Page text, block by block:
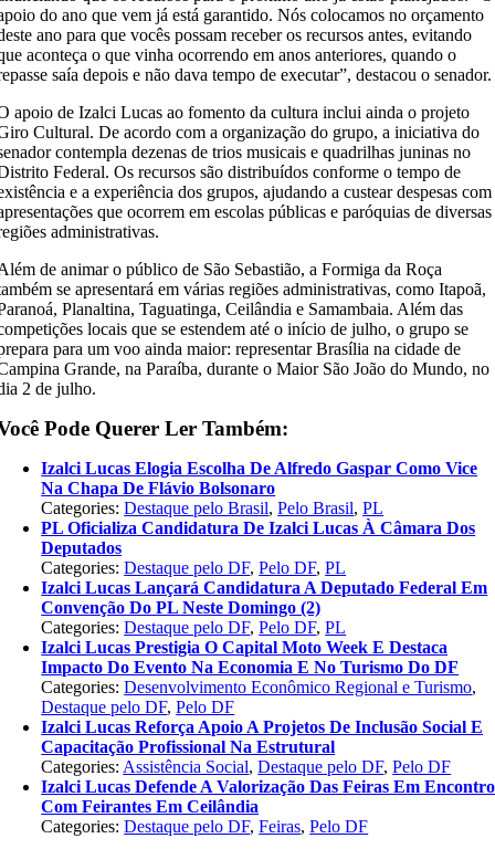
do ano que vem já está garantido. Nós colocamos no orçamento
ano para que vocês possam receber os recursos antes, evitando
aconteça o que vinha ocorrendo em anos anteriores, quando o
saía depois e não dava tempo de executar”, destacou o senador.
apoio de Izalci Lucas ao fomento da cultura inclui ainda o projeto
Cultural. De acordo com a organização do grupo, a iniciativa do
contempla dezenas de trios musicais e quadrilhas juninas no
Federal. Os recursos são distribuídos conforme o tempo de
e a experiência dos grupos, ajudando a custear despesas com
que ocorrem em escolas públicas e paróquias de diversas
administrativas.
de animar o público de São Sebastião, a Formiga da Roça
se apresentará em várias regiões administrativas, como Itapoã,
Planaltina, Taguatinga, Ceilândia e Samambaia. Além das
locais que se estendem até o início de julho, o grupo se
para um voo ainda maior: representar Brasília na cidade de
Grande, na Paraíba, durante o Maior São João do Mundo, no
2 de julho.
Pode Querer Ler Também:
Izalci Lucas Elogia Escolha De Alfredo Gaspar Como Vice
Na Chapa De Flávio Bolsonaro
Categories:Destaque pelo Brasil,Pelo Brasil,PL
PL Oficializa Candidatura De Izalci Lucas À Câmara Dos
Deputados
Categories:Destaque pelo DF,Pelo DF,PL
Izalci Lucas Lançará Candidatura A Deputado Federal Em
Convenção Do PL Neste Domingo (2)
Categories:Destaque pelo DF,Pelo DF,PL
Izalci Lucas Prestigia O Capital Moto Week E Destaca
Impacto Do Evento Na Economia E No Turismo Do DF
Categories:Desenvolvimento Econômico Regional e Turismo,
Destaque pelo DF,Pelo DF
Izalci Lucas Reforça Apoio A Projetos De Inclusão Social E
Capacitação Profissional Na Estrutural
Categories: Assistência Social,Destaque pelo DF,Pelo DF
Izalci Lucas Defende A Valorização Das Feiras Em Encontro
Com Feirantes Em Ceilândia
Categories:Destaque pelo DF,Feiras,Pelo DF